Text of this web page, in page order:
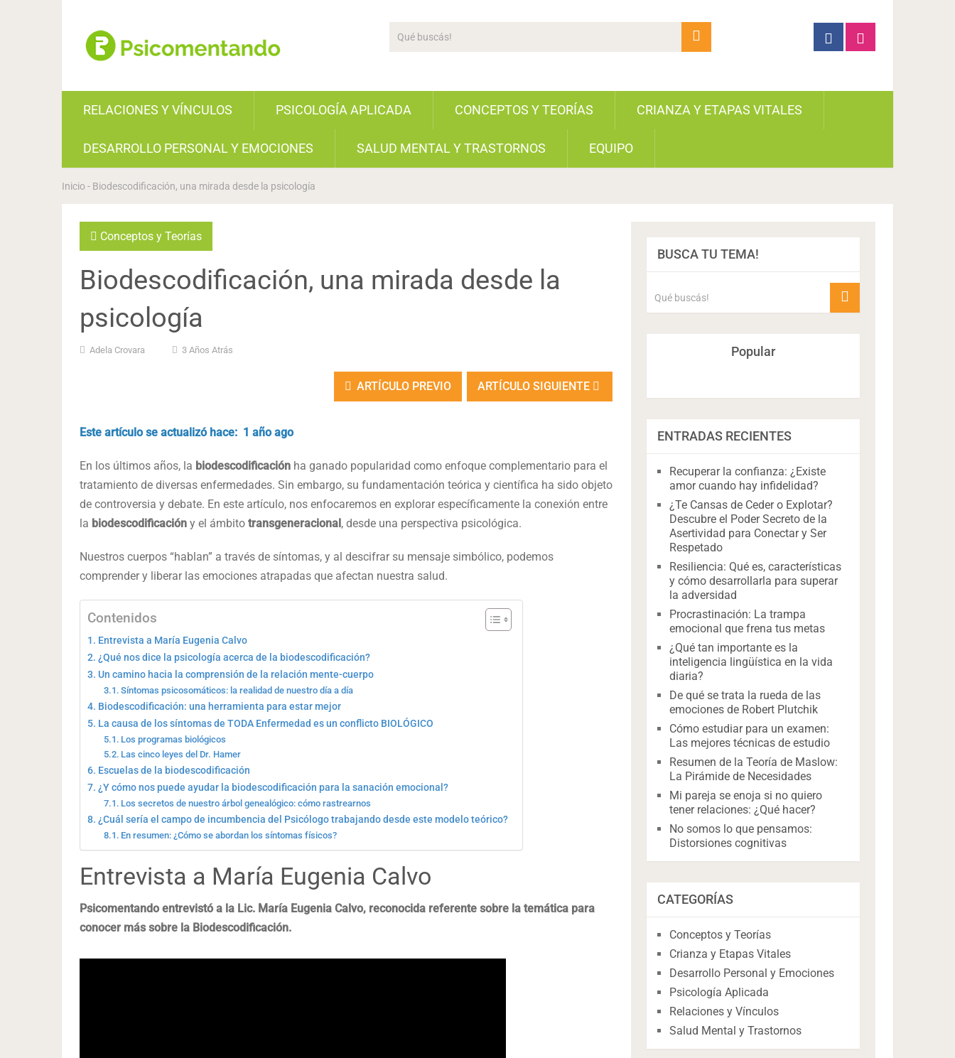
RELACIONES Y VÍNCULOS PSICOLOGÍA APLICADA CONCEPTOS Y TEORÍAS CRIANZA Y ETAPAS VITALES
DESARROLLO PERSONAL Y EMOCIONES SALUD MENTAL Y TRASTORNOS EQUIPO
Inicio - Biodescodificación, una mirada desde la psicología
Conceptos y Teorías
Biodescodificación, una mirada desde la
psicología
Adela Crovara 3 Años Atrás
ARTÍCULO PREVIO ARTÍCULO SIGUIENTE
Este artículo se actualizó hace: 1 año ago
En los últimos años, la biodescodificación ha ganado popularidad como enfoque complementario para el
tratamiento de diversas enfermedades. Sin embargo, su fundamentación teórica y científica ha sido objeto
de controversia y debate. En este artículo, nos enfocaremos en explorar específicamente la conexión entre
la biodescodificación y el ámbito transgeneracional, desde una perspectiva psicológica.
Nuestros cuerpos “hablan” a través de síntomas, y al descifrar su mensaje simbólico, podemos
comprender y liberar las emociones atrapadas que afectan nuestra salud.
Contenidos
Entrevista a María Eugenia Calvo
¿Qué nos dice la psicología acerca de la biodescodificación?
Un camino hacia la comprensión de la relación mente-cuerpo
Síntomas psicosomáticos: la realidad de nuestro día a día
Biodescodificación: una herramienta para estar mejor
La causa de los síntomas de TODA Enfermedad es un conflicto BIOLÓGICO
Los programas biológicos
Las cinco leyes del Dr. Hamer
Escuelas de la biodescodificación
¿Y cómo nos puede ayudar la biodescodificación para la sanación emocional?
Los secretos de nuestro árbol genealógico: cómo rastrearnos
¿Cuál sería el campo de incumbencia del Psicólogo trabajando desde este modelo teórico?
En resumen: ¿Cómo se abordan los síntomas físicos?
Entrevista a María Eugenia Calvo
Psicomentando entrevistó a la Lic. María Eugenia Calvo, reconocida referente sobre la temática para
conocer más sobre la Biodescodificación.
BUSCA TU TEMA!
Popular
ENTRADAS RECIENTES
Recuperar la confianza: ¿Existe
amor cuando hay infidelidad?
¿Te Cansas de Ceder o Explotar?
Descubre el Poder Secreto de la
Asertividad para Conectar y Ser
Respetado
Resiliencia: Qué es, características
y cómo desarrollarla para superar
la adversidad
Procrastinación: La trampa
emocional que frena tus metas
¿Qué tan importante es la
inteligencia lingüística en la vida
diaria?
De qué se trata la rueda de las
emociones de Robert Plutchik
Cómo estudiar para un examen:
Las mejores técnicas de estudio
Resumen de la Teoría de Maslow:
La Pirámide de Necesidades
Mi pareja se enoja si no quiero
tener relaciones: ¿Qué hacer?
No somos lo que pensamos:
Distorsiones cognitivas
CATEGORÍAS
Conceptos y Teorías
Crianza y Etapas Vitales
Desarrollo Personal y Emociones
Psicología Aplicada
Relaciones y Vínculos
Salud Mental y Trastornos